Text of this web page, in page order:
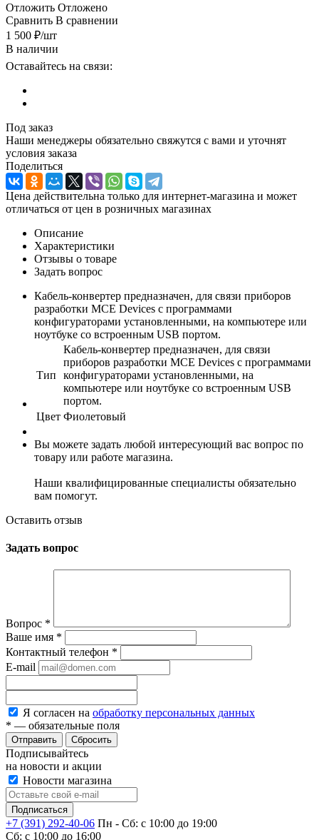
Отложить Отложено
Сравнить В сравнении
1 500 ₽/шт
В наличии
Оставайтесь на связи:
Под заказ
Наши менеджеры обязательно свяжутся с вами и уточнят
условия заказа
Поделиться
Цена действительна только для интернет-магазина и может
отличаться от цен в розничных магазинах
Описание
Характеристики
Отзывы о товаре
Задать вопрос
Кабель-конвертер предназначен, для связи приборов
разработки MCE Devices с программами
конфигураторами установленными, на компьютере или
ноутбуке со встроенным USB портом.
Тип
Кабель-конвертер предназначен, для связи
приборов разработки MCE Devices с программами
конфигураторами установленными, на
компьютере или ноутбуке со встроенным USB
портом.
Цвет Фиолетовый
Вы можете задать любой интересующий вас вопрос по
товару или работе магазина.
Наши квалифицированные специалисты обязательно
вам помогут.
Оставить отзыв
Задать вопрос
Вопрос *
Ваше имя *
Контактный телефон *
E-mail
Я согласен на обработку персональных данных
* — обязательные поля
Сбросить
Подписывайтесь
на новости и акции
Новости магазина
+7 (391) 292-40-06 Пн - Сб: c 10:00 до 19:00
Сб: c 10:00 до 16:00